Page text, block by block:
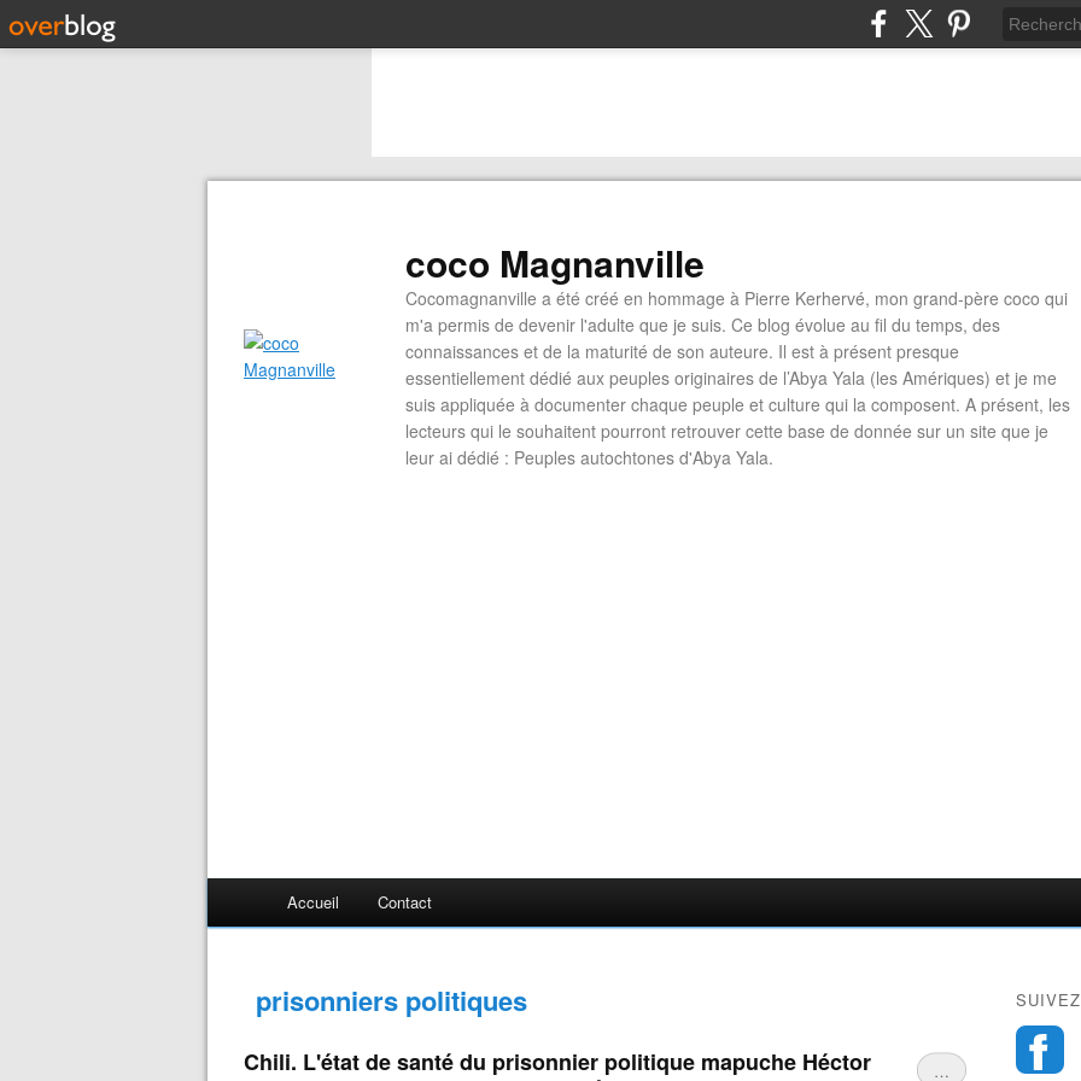
coco Magnanville
Cocomagnanville a été créé en hommage à Pierre Kerhervé, mon grand-père coco qui
m'a permis de devenir l'adulte que je suis. Ce blog évolue au fil du temps, des
connaissances et de la maturité de son auteure. Il est à présent presque
essentiellement dédié aux peuples originaires de l’Abya Yala (les Amériques) et je me
suis appliquée à documenter chaque peuple et culture qui la composent. A présent, les
lecteurs qui le souhaitent pourront retrouver cette base de donnée sur un site que je
leur ai dédié : Peuples autochtones d'Abya Yala.
Accueil Contact
prisonniers politiques
…
Chili. L'état de santé du prisonnier politique mapuche Héctor